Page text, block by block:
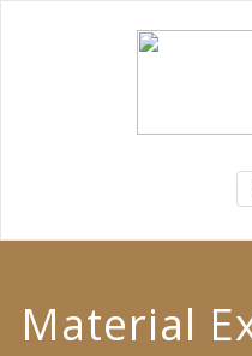
Material